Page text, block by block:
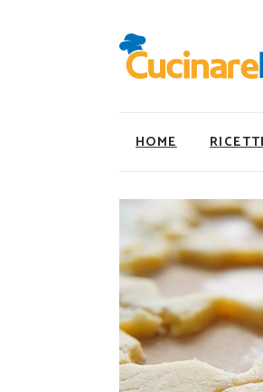
HOME
Ricette
Ricette
Ricette
Ricette
Ricette
Ricette
Ricette